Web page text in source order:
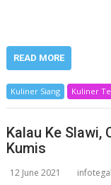
READ MORE
Kuliner Siang Kuliner
Kalau Ke Slawi,
Kumis
12 June 2021 infotegal